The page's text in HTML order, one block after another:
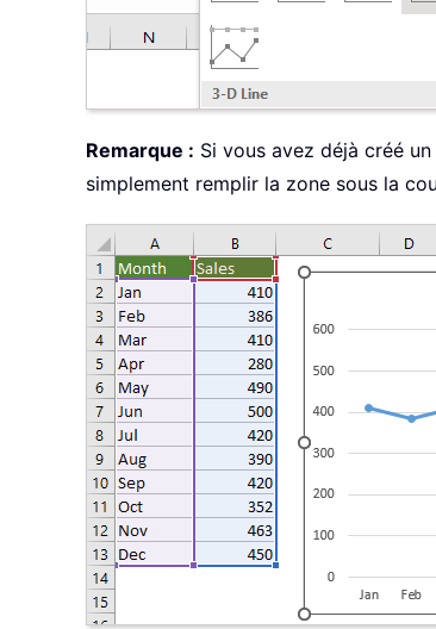
Remarque : Si vous avez déjà créé
simplement remplir la zone sous la